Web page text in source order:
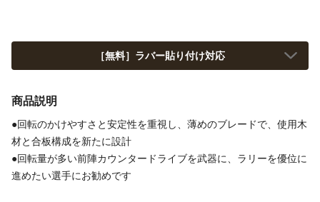
［無料］ラバー貼り付け対応
商品説明
●回転のかけやすさと安定性を重視し、薄めのブレードで、使用木
材と合板構成を新たに設計
●回転量が多い前陣カウンタードライブを武器に、ラリーを優位に
進めたい選手にお勧めです